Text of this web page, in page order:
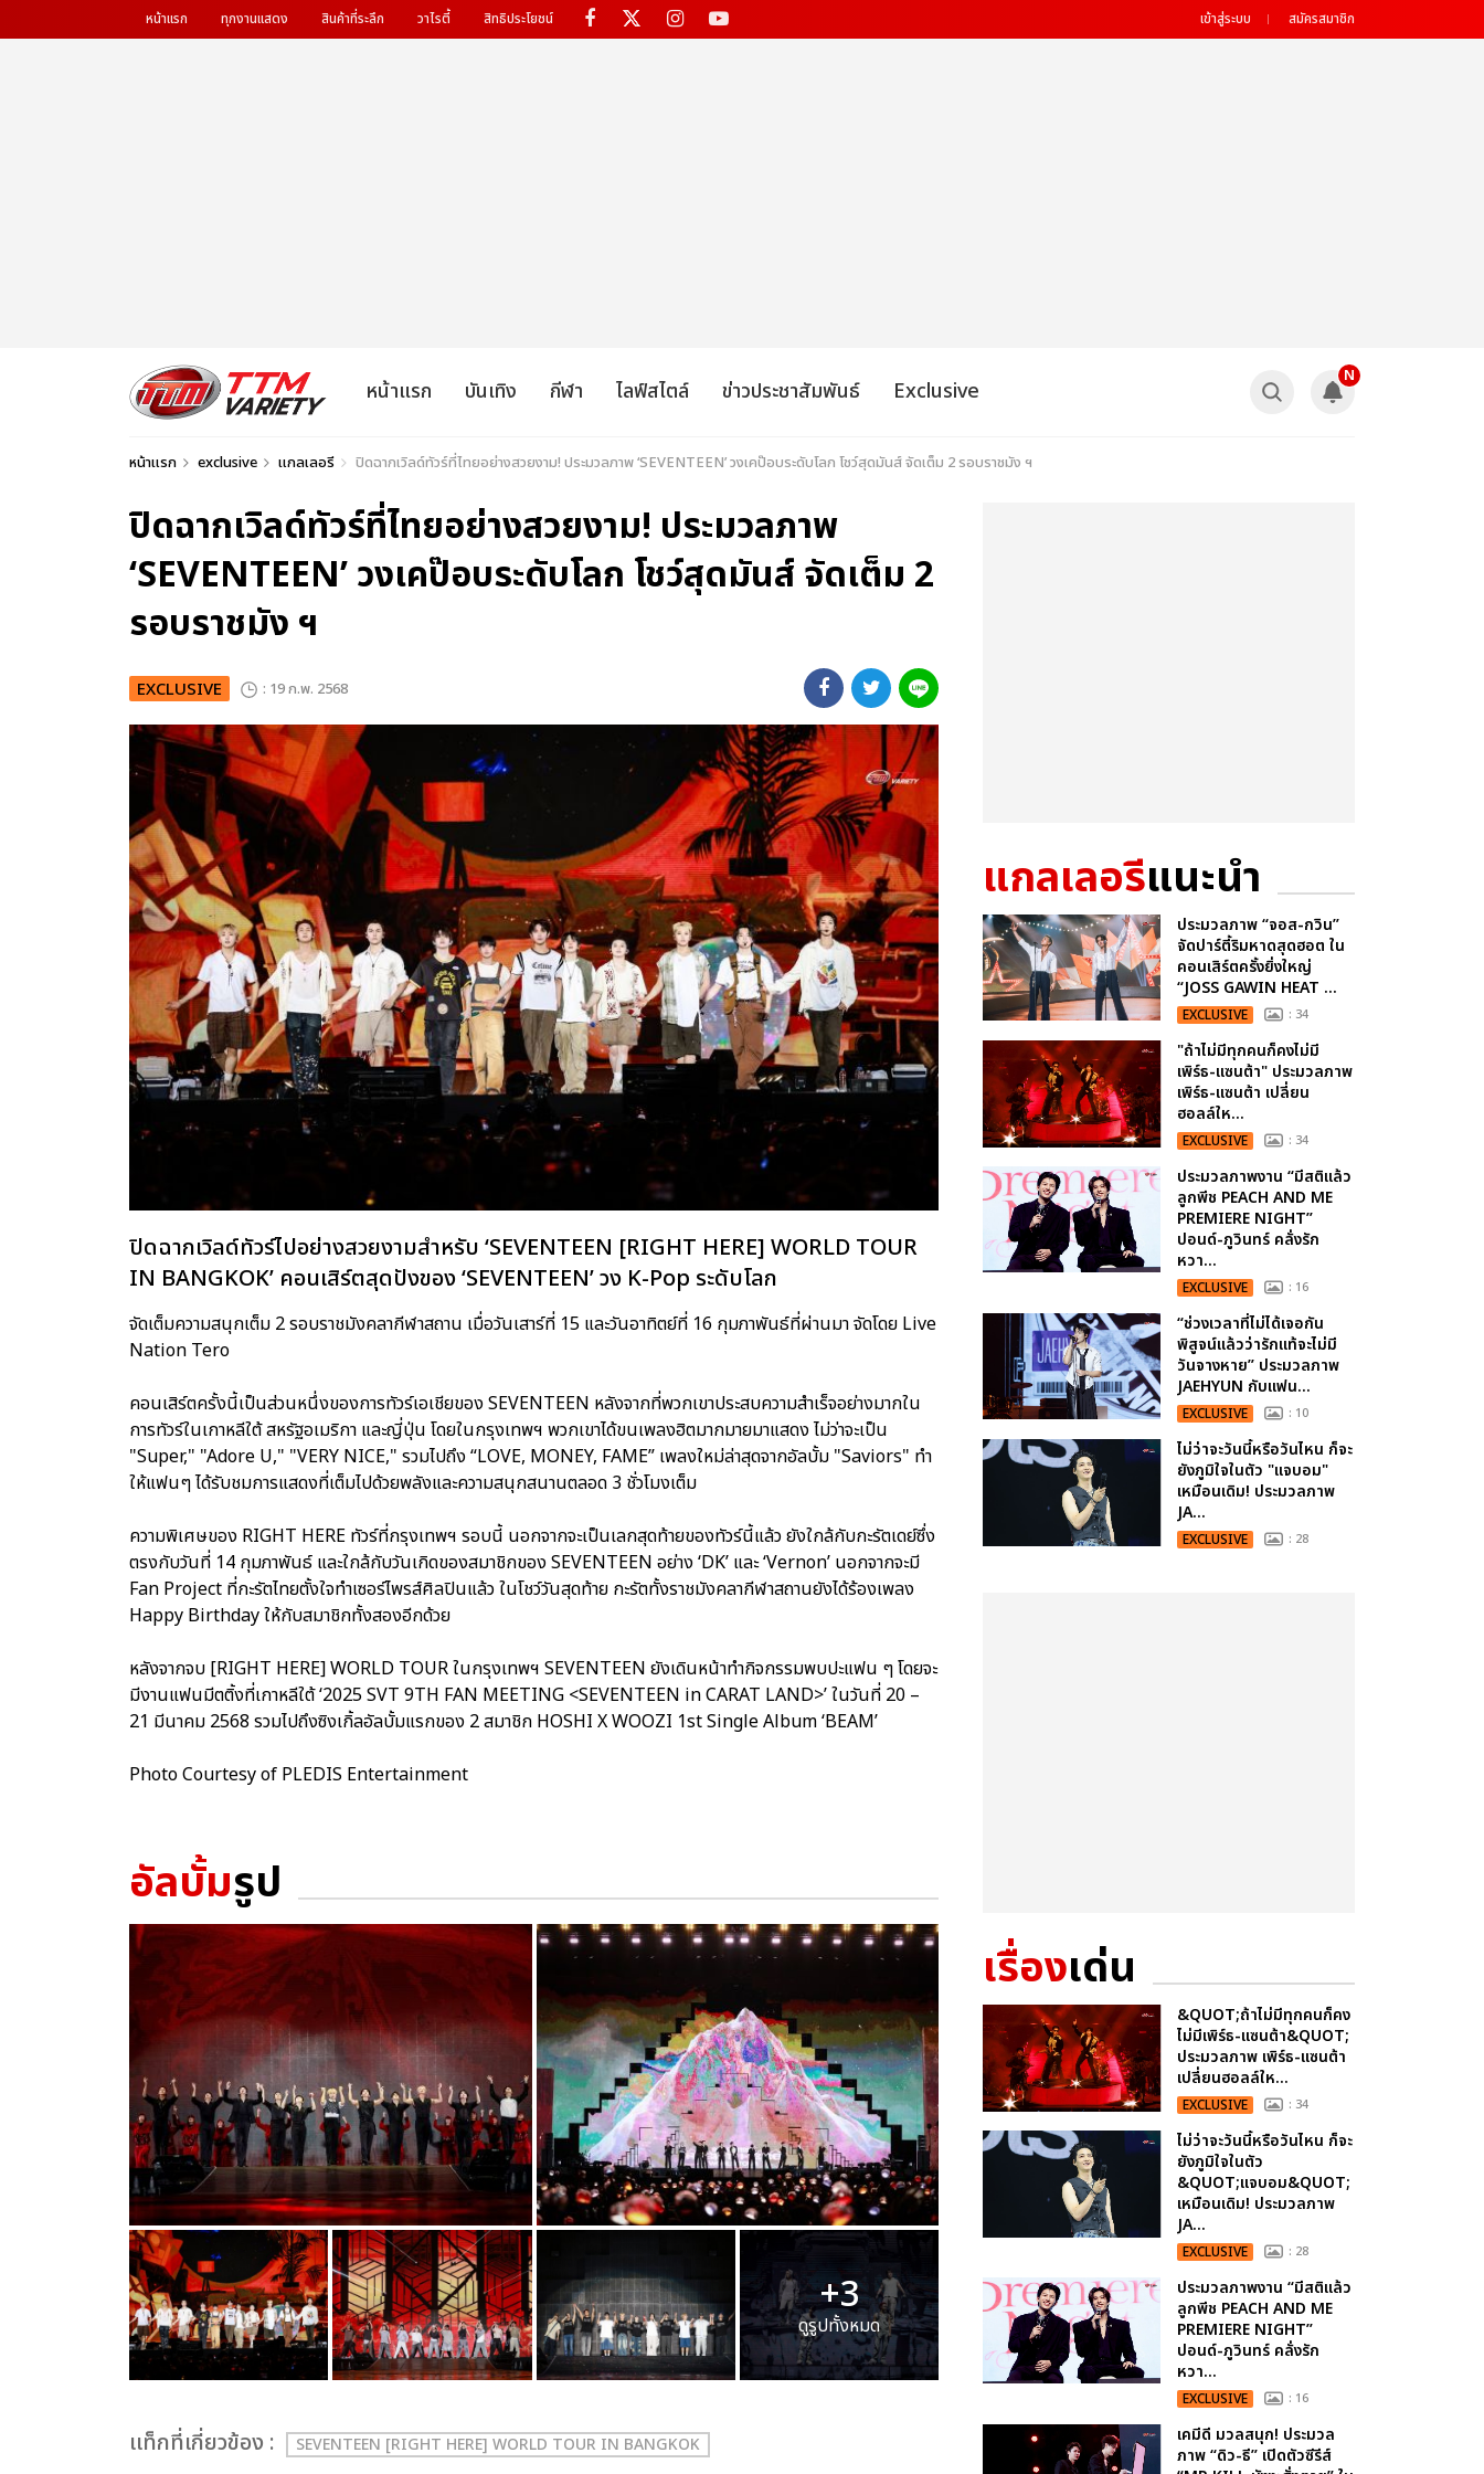
หน้าแรก ทุกงานแสดง สินค้าที่ระลึก วาไรตี้ สิทธิประโยชน์ เข้าสู่ระบบ สมัครสมาชิก
หน้าแรก บันเทิง กีฬา ไลฟ์สไตล์ ข่าวประชาสัมพันธ์ Exclusive
N
หน้าแรก exclusive แกลเลอรี ปิดฉากเวิลด์ทัวร์ที่ไทยอย่างสวยงาม! ประมวลภาพ ‘SEVENTEEN’ วงเคป๊อบระดับโลก โชว์สุดมันส์ จัดเต็ม 2 รอบราชมัง ฯ
ปิดฉากเวิลด์ทัวร์ที่ไทยอย่างสวยงาม! ประมวลภาพ
‘SEVENTEEN’ วงเคป๊อบระดับโลก โชว์สุดมันส์ จัดเต็ม 2
รอบราชมัง ฯ
EXCLUSIVE : 19 ก.พ. 2568
ปิดฉากเวิลด์ทัวร์ไปอย่างสวยงามสำหรับ ‘SEVENTEEN [RIGHT HERE] WORLD TOUR
IN BANGKOK’ คอนเสิร์ตสุดปังของ ‘SEVENTEEN’ วง K-Pop ระดับโลก
จัดเต็มความสนุกเต็ม 2 รอบราชมังคลากีฬาสถาน เมื่อวันเสาร์ที่ 15 และวันอาทิตย์ที่ 16 กุมภาพันธ์ที่ผ่านมา จัดโดย Live
Nation Tero
คอนเสิร์ตครั้งนี้เป็นส่วนหนึ่งของการทัวร์เอเชียของ SEVENTEEN หลังจากที่พวกเขาประสบความสำเร็จอย่างมากใน
การทัวร์ในเกาหลีใต้ สหรัฐอเมริกา และญี่ปุ่น โดยในกรุงเทพฯ พวกเขาได้ขนเพลงฮิตมากมายมาแสดง ไม่ว่าจะเป็น
"Super," "Adore U," "VERY NICE," รวมไปถึง “LOVE, MONEY, FAME” เพลงใหม่ล่าสุดจากอัลบั้ม "Saviors" ทำ
ให้แฟนๆ ได้รับชมการแสดงที่เต็มไปด้วยพลังและความสนุกสนานตลอด 3 ชั่วโมงเต็ม
ความพิเศษของ RIGHT HERE ทัวร์ที่กรุงเทพฯ รอบนี้ นอกจากจะเป็นเลกสุดท้ายของทัวร์นี้แล้ว ยังใกล้กับกะรัตเดย์ซึ่ง
ตรงกับวันที่ 14 กุมภาพันธ์ และใกล้กับวันเกิดของสมาชิกของ SEVENTEEN อย่าง ‘DK’ และ ‘Vernon’ นอกจากจะมี
Fan Project ที่กะรัตไทยตั้งใจทำเซอร์ไพรส์ศิลปินแล้ว ในโชว์วันสุดท้าย กะรัตทั้งราชมังคลากีฬาสถานยังได้ร้องเพลง
Happy Birthday ให้กับสมาชิกทั้งสองอีกด้วย
หลังจากจบ [RIGHT HERE] WORLD TOUR ในกรุงเทพฯ SEVENTEEN ยังเดินหน้าทำกิจกรรมพบปะแฟน ๆ โดยจะ
มีงานแฟนมีตติ้งที่เกาหลีใต้ ‘2025 SVT 9TH FAN MEETING <SEVENTEEN in CARAT LAND>’ ในวันที่ 20 –
21 มีนาคม 2568 รวมไปถึงซิงเกิ้ลอัลบั้มแรกของ 2 สมาชิก HOSHI X WOOZI 1st Single Album ‘BEAM’
Photo Courtesy of PLEDIS Entertainment
อัลบั้มรูป
+3
ดูรูปทั้งหมด
เเท็กที่เกี่ยวข้อง : SEVENTEEN [RIGHT HERE] WORLD TOUR IN BANGKOK
แกลเลอรีแนะนำ
ประมวลภาพ “จอส-กวิน”
จัดปาร์ตี้ริมหาดสุดฮอต ใน
คอนเสิร์ตครั้งยิ่งใหญ่
“JOSS GAWIN HEAT ...
EXCLUSIVE : 34
"ถ้าไม่มีทุกคนก็คงไม่มี
เพิร์ธ-แซนต้า" ประมวลภาพ
เพิร์ธ-แซนต้า เปลี่ยน
ฮอลล์ให...
EXCLUSIVE : 34
ประมวลภาพงาน “มีสติแล้ว
ลูกพีช PEACH AND ME
PREMIERE NIGHT”
ปอนด์-ภูวินทร์ คลั่งรัก
หวา...
EXCLUSIVE : 16
“ช่วงเวลาที่ไม่ได้เจอกัน
พิสูจน์แล้วว่ารักแท้จะไม่มี
วันจางหาย” ประมวลภาพ
JAEHYUN กับแฟน...
EXCLUSIVE : 10
ไม่ว่าจะวันนี้หรือวันไหน ก็จะ
ยังภูมิใจในตัว "แจบอม"
เหมือนเดิม! ประมวลภาพ
JA...
EXCLUSIVE : 28
เรื่องเด่น
&QUOT;ถ้าไม่มีทุกคนก็คง
ไม่มีเพิร์ธ-แซนต้า&QUOT;
ประมวลภาพ เพิร์ธ-แซนต้า
เปลี่ยนฮอลล์ให...
EXCLUSIVE : 34
ไม่ว่าจะวันนี้หรือวันไหน ก็จะ
ยังภูมิใจในตัว
&QUOT;แจบอม&QUOT;
เหมือนเดิม! ประมวลภาพ
JA...
EXCLUSIVE : 28
ประมวลภาพงาน “มีสติแล้ว
ลูกพีช PEACH AND ME
PREMIERE NIGHT”
ปอนด์-ภูวินทร์ คลั่งรัก
หวา...
EXCLUSIVE : 16
เคมีดี มวลสนุก! ประมวล
ภาพ “ดิว-ธี” เปิดตัวซีรีส์